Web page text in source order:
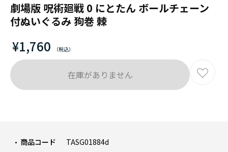
劇場版 呪術廻戦 0 にとたん ボールチェーン
付ぬいぐるみ 狗巻 棘
¥1,760
商品コード
TASG01884d
在庫がありません